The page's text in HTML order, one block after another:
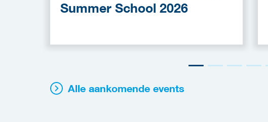
Summer School 2026
Alle aankomende events